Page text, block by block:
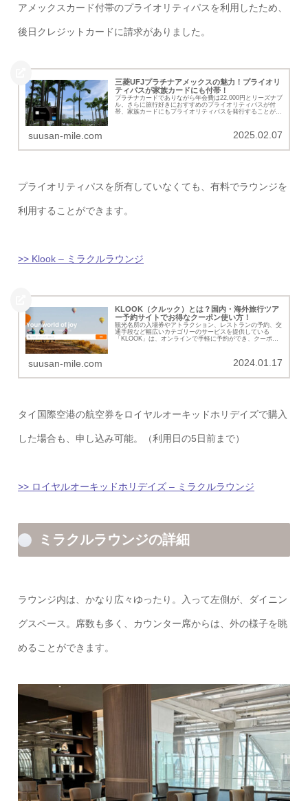
アメックスカード付帯のプライオリティパスを利用したため、
後日クレジットカードに請求がありました。
三菱UFJプラチナアメックスの魅力！プライオリ
ティパスが家族カードにも付帯！
プラチナカードでありながら年会費は22,000円とリーズナブ
ル。さらに旅行好きにおすすめのプライオリティパスが付
帯、家族カードにもプライオリティパスを発行することがで
suusan-mile.com 2025.02.07
プライオリティパスを所有していなくても、有料でラウンジを
利用することができます。
>> Klook – ミラクルラウンジ
KLOOK（クルック）とは？国内・海外旅行ツア
ー予約サイトでお得なクーポン使い方！
観光名所の入場券やアトラクション、レストランの予約、交
通手段など幅広いカテゴリーのサービスを提供している
「KLOOK」は、オンラインで手軽に予約ができ、クーポン
suusan-mile.com 2024.01.17
タイ国際空港の航空券をロイヤルオーキッドホリデイズで購入
した場合も、申し込み可能。（利用日の5日前まで）
>> ロイヤルオーキッドホリデイズ – ミラクルラウンジ
ミラクルラウンジの詳細
ラウンジ内は、かなり広々ゆったり。入って左側が、ダイニン
グスペース。席数も多く、カウンター席からは、外の様子を眺
めることができます。